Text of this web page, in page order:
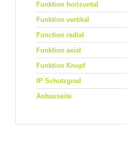
Funktion horizontal
Funktion vertikal
Function radial
Funktion axial
Funktion Knopf
IP Schutzgrad
Anbauseite